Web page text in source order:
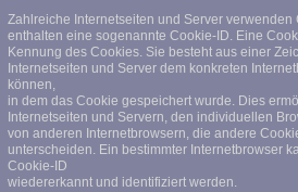
Zahlreiche Internetseiten und Server
enthalten eine sogenannte Cookie-ID. Eine
Kennung des Cookies. Sie besteht aus einer
Internetseiten und Server dem konkreten
können,
in dem das Cookie gespeichert wurde. Dies
Internetseiten und Servern, den individuellen
von anderen Internetbrowsern, die andere
unterscheiden. Ein bestimmter Internetbrowser
Cookie-ID
wiedererkannt und identifiziert werden.